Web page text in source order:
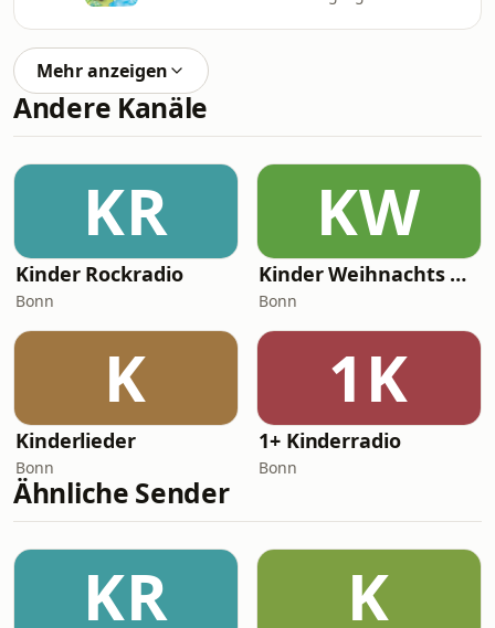
Mehr anzeigen
Andere Kanäle
KR
Kinder Rockradio
Bonn
KW
Kinder Weihnachts Radio
Bonn
K
Kinderlieder
Bonn
1K
1+ Kinderradio
Bonn
Ähnliche Sender
KR K